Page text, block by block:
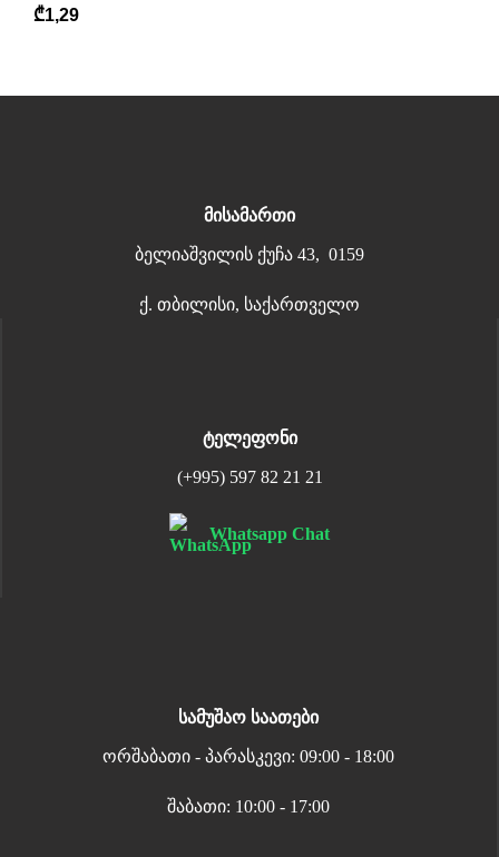
₾1,29
მისამართი
ბელიაშვილის ქუჩა 43, 0159
ქ. თბილისი, საქართველო
ტელეფონი
(+995) 597 82 21 21
Whatsapp Chat
სამუშაო საათები
ორშაბათი - პარასკევი: 09:00 - 18:00
შაბათი: 10:00 - 17:00